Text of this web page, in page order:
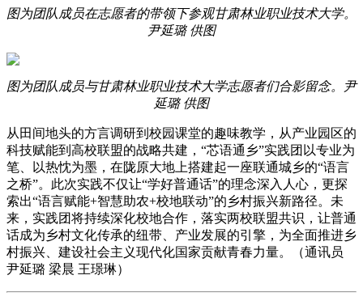
图为团队成员在志愿者的带领下参观甘肃林业职业技术大学。
尹延璐 供图
图为团队成员与甘肃林业职业技术大学志愿者们合影留念。尹
延璐 供图
从田间地头的方言调研到校园课堂的趣味教学，从产业园区的
科技赋能到高校联盟的战略共建，“芯语通乡”实践团以专业为
笔、以热忱为墨，在陇原大地上搭建起一座联通城乡的“语言
之桥”。此次实践不仅让“学好普通话”的理念深入人心，更探
索出“语言赋能+智慧助农+校地联动”的乡村振兴新路径。未
来，实践团将持续深化校地合作，落实两校联盟共识，让普通
话成为乡村文化传承的纽带、产业发展的引擎，为全面推进乡
村振兴、建设社会主义现代化国家贡献青春力量。（通讯员
尹延璐 梁晨 王璟琳）